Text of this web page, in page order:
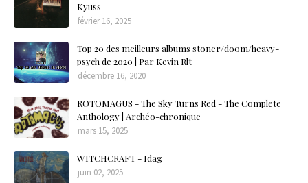
Kyuss
février 16, 2025
Top 20 des meilleurs albums stoner/doom/heavy-
psych de 2020 | Par Kevin Rlt
décembre 16, 2020
ROTOMAGUS - The Sky Turns Red - The Complete
Anthology | Archéo-chronique
mars 15, 2025
WITCHCRAFT - Idag
juin 02, 2025